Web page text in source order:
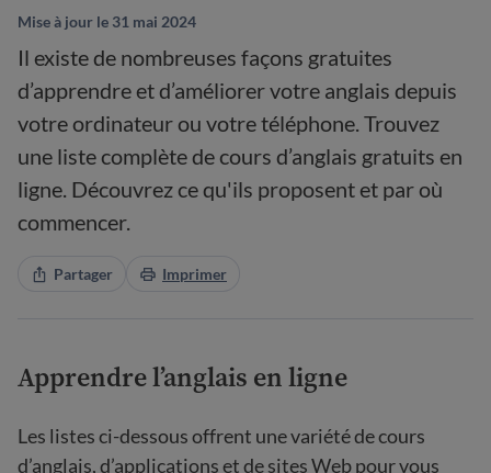
Mise à jour le 31 mai 2024
Il existe de nombreuses façons gratuites
d’apprendre et d’améliorer votre anglais depuis
votre ordinateur ou votre téléphone. Trouvez
une liste complète de cours d’anglais gratuits en
ligne. Découvrez ce qu'ils proposent et par où
commencer.
Partager Imprimer
Apprendre l’anglais en ligne
Les listes ci-dessous offrent une variété de cours
d’anglais, d’applications et de sites Web pour vous